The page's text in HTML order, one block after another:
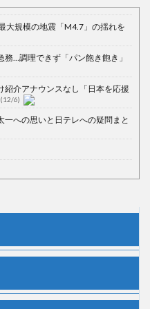
大規模の地震「M4.7」の揺れを
務…調理できず「パン飽き飽き」
介アナウンスなし「日本を応援
(12/6)
一への思いと日テレへの疑問まと